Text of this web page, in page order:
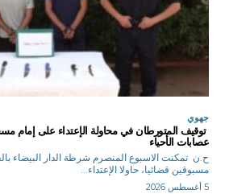
جهوي
توقيف المتورطان في محاولة الإعتداء على إمام
عصابات الأحياء
ح.ن تمكنت الاسبوع المنصرم شرطة الدار
مسبوقين قضائيا، حاولا الإعتداء...
5 أغسطس 2026